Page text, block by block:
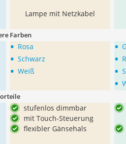
Lampe mit Netzkabel
Farben
• Rosa
• Schwarz
• Weiß
•
•
•
•
stufenlos dimmbar
mit Touch-Steuerung
flexibler Gänsehals